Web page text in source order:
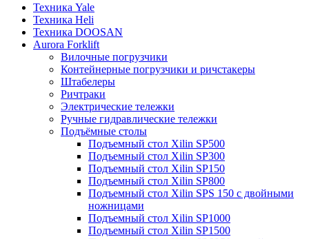
Техника Yale
Техника Heli
Техника DOOSAN
Aurora Forklift
Вилочные погрузчики
Контейнерные погрузчики и ричстакеры
Штабелеры
Ричтраки
Электрические тележки
Ручные гидравлические тележки
Подъёмные столы
Подъемный стол Xilin SP500
Подъемный стол Xilin SP300
Подъемный стол Xilin SP150
Подъемный стол Xilin SP800
Подъемный стол Xilin SPS 150 с двойными
ножницами
Подъемный стол Xilin SP1000
Подъемный стол Xilin SP1500